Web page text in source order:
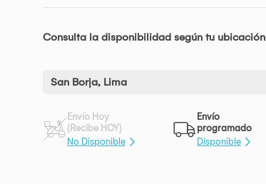
Consulta la disponibilidad según tu ubicación
San Borja, Lima
Envío Hoy
(Recibe HOY)
No Disponible
Envío
programado
Disponible